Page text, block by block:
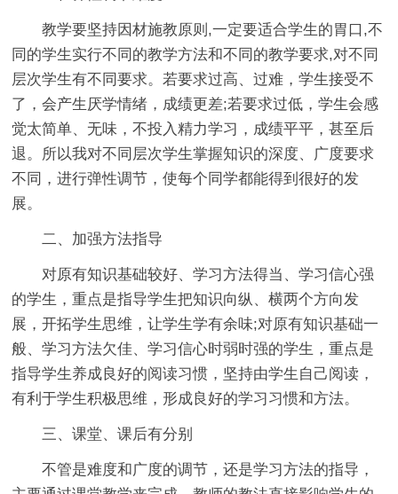
教学要坚持因材施教原则,一定要适合学生的胃口,不
同的学生实行不同的教学方法和不同的教学要求,对不同
层次学生有不同要求。若要求过高、过难，学生接受不
了，会产生厌学情绪，成绩更差;若要求过低，学生会感
觉太简单、无味，不投入精力学习，成绩平平，甚至后
退。所以我对不同层次学生掌握知识的深度、广度要求
不同，进行弹性调节，使每个同学都能得到很好的发
展。
二、加强方法指导
对原有知识基础较好、学习方法得当、学习信心强
的学生，重点是指导学生把知识向纵、横两个方向发
展，开拓学生思维，让学生学有余味;对原有知识基础一
般、学习方法欠佳、学习信心时弱时强的学生，重点是
指导学生养成良好的阅读习惯，坚持由学生自己阅读，
有利于学生积极思维，形成良好的学习习惯和方法。
三、课堂、课后有分别
不管是难度和广度的调节，还是学习方法的指导，